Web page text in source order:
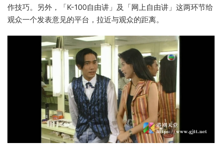
作技巧。另外，「K-100自由讲」及「网上自由讲」这两环节给
观众一个发表意见的平台，拉近与观众的距离。